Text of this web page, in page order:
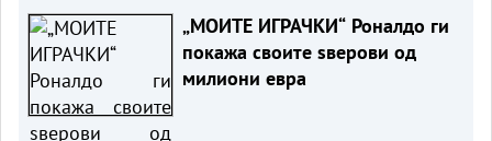
„МОИТЕ ИГРАЧКИ“ Роналдо ги
покажа своите ѕверови од
милиони евра